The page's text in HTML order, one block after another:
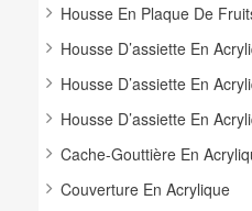
Housse En Plaque De
Housse D’assiette En
Housse D’assiette En
Housse D’assiette En
Cache-Gouttière En
Couverture En Acrylique